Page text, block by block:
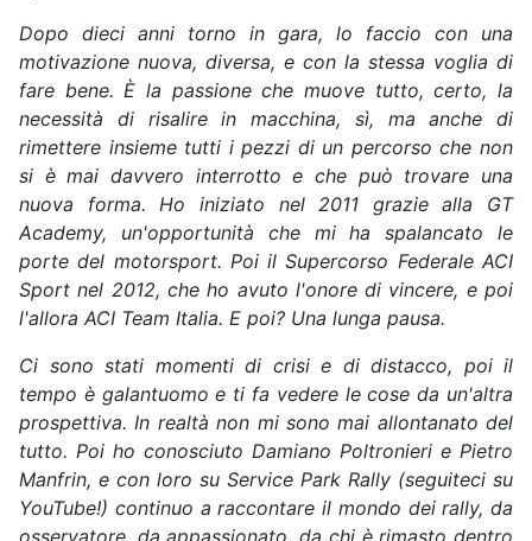
Dopo dieci anni torno in gara, lo faccio con una
motivazione nuova, diversa, e con la stessa voglia di
fare bene. È la passione che muove tutto, certo, la
necessità di risalire in macchina, sì, ma anche di
rimettere insieme tutti i pezzi di un percorso che non
si è mai davvero interrotto e che può trovare una
nuova forma. Ho iniziato nel 2011 grazie alla GT
Academy, un'opportunità che mi ha spalancato le
porte del motorsport. Poi il Supercorso Federale ACI
Sport nel 2012, che ho avuto l'onore di vincere, e poi
l'allora ACI Team Italia. E poi? Una lunga pausa.
Ci sono stati momenti di crisi e di distacco, poi il
tempo è galantuomo e ti fa vedere le cose da un'altra
prospettiva. In realtà non mi sono mai allontanato del
tutto. Poi ho conosciuto Damiano Poltronieri e Pietro
Manfrin, e con loro su Service Park Rally (seguiteci su
YouTube!) continuo a raccontare il mondo dei rally, da